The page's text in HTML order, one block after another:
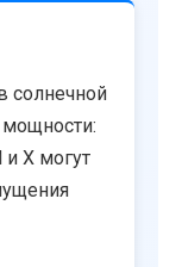
солнечной
и X могут